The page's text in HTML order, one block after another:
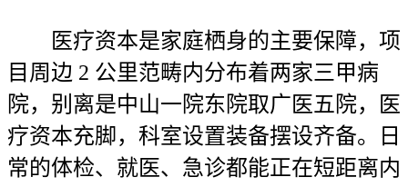
医疗资本是家庭栖身的主要保障，项
目周边 2 公里范畴内分布着两家三甲病
院，别离是中山一院东院取广医五院，医
疗资本充脚，科室设置装备摆设齐备。日
常的体检、就医、急诊都能正在短距离内